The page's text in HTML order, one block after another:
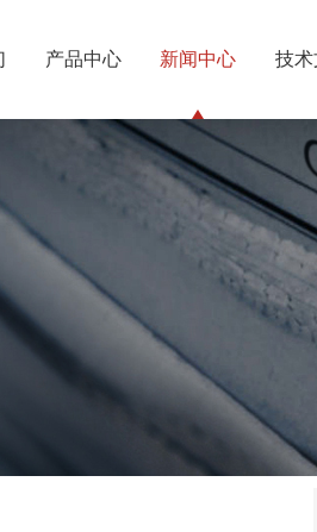
产品中心 新闻中心 技